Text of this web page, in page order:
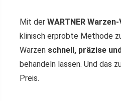
Mit der WARTNER
klinisch erprobte Methode
Warzen schnell, präzise
behandeln lassen. Und das
Preis.